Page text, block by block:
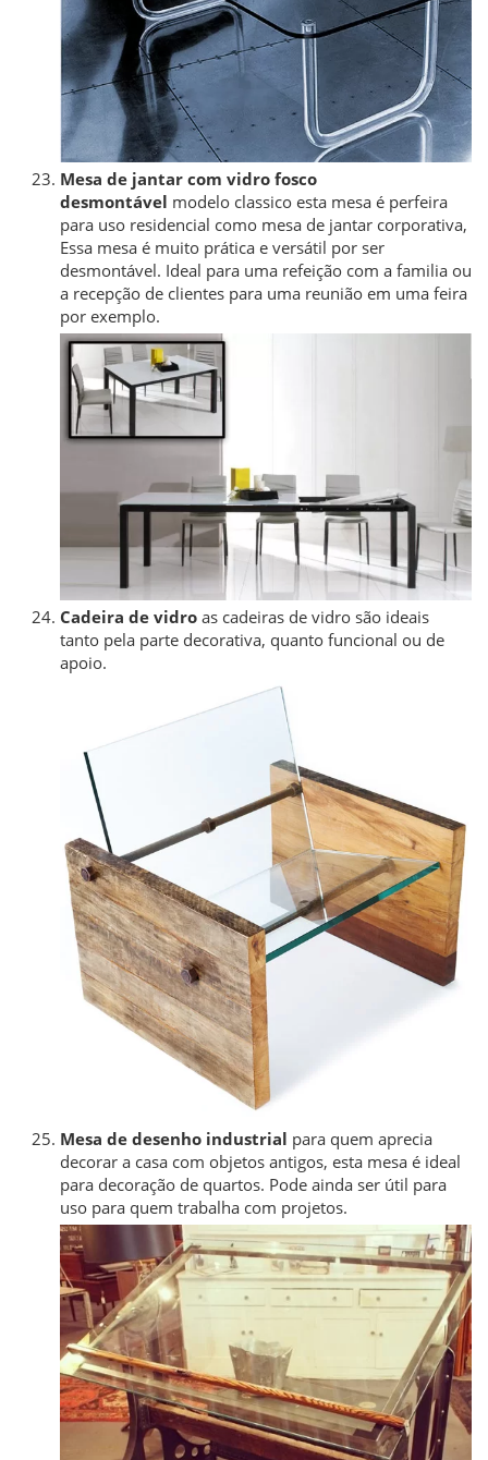
Mesa de jantar com vidro fosco
desmontável modelo classico esta mesa é perfeira
para uso residencial como mesa de jantar corporativa,
Essa mesa é muito prática e versátil por ser
desmontável. Ideal para uma refeição com a familia ou
a recepção de clientes para uma reunião em uma feira
por exemplo.
Cadeira de vidro as cadeiras de vidro são ideais
tanto pela parte decorativa, quanto funcional ou de
apoio.
Mesa de desenho industrial para quem aprecia
decorar a casa com objetos antigos, esta mesa é ideal
para decoração de quartos. Pode ainda ser útil para
uso para quem trabalha com projetos.